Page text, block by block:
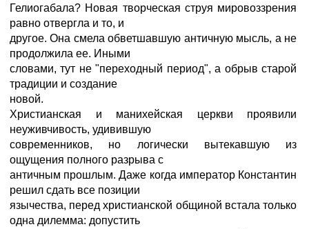
Гелиогабала? Новая творческая струя мировоззрения
равно отвергла и то, и
другое. Она смела обветшавшую античную мысль, а не
продолжила ее. Иными
словами, тут не "переходный период", а обрыв старой
традиции и создание
новой.
Христианская и манихейская церкви проявили
неуживчивость, удивившую
современников, но логически вытекавшую из
ощущения полного разрыва с
античным прошлым. Даже когда император Константин
решил сдать все позиции
язычества, перед христианской общиной встала только
одна дилемма: допустить